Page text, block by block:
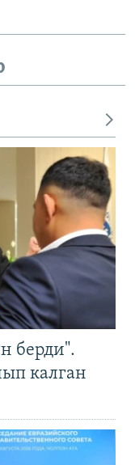
берди".
калган